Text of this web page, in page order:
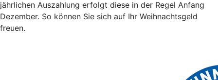
jährlichen Auszahlung erfolgt diese in der Regel Anfang
Dezember. So können Sie sich auf Ihr Weihnachtsgeld
freuen.